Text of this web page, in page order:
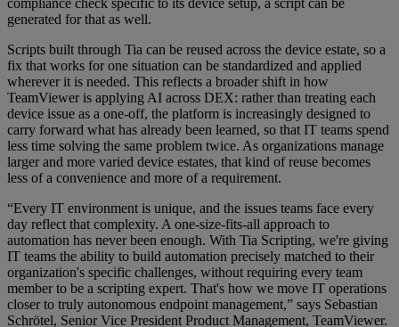
compliance check specific to its device setup, a script can be
generated for that as well.
Scripts built through Tia can be reused across the device estate, so a
fix that works for one situation can be standardized and applied
wherever it is needed. This reflects a broader shift in how
TeamViewer is applying AI across DEX: rather than treating each
device issue as a one-off, the platform is increasingly designed to
carry forward what has already been learned, so that IT teams spend
less time solving the same problem twice. As organizations manage
larger and more varied device estates, that kind of reuse becomes
less of a convenience and more of a requirement.
“Every IT environment is unique, and the issues teams face every
day reflect that complexity. A one-size-fits-all approach to
automation has never been enough. With Tia Scripting, we're giving
IT teams the ability to build automation precisely matched to their
organization's specific challenges, without requiring every team
member to be a scripting expert. That's how we move IT operations
closer to truly autonomous endpoint management,” says Sebastian
Schrötel, Senior Vice President Product Management, TeamViewer.